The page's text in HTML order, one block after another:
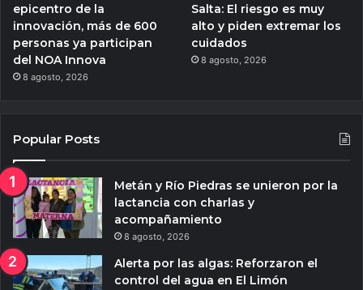
epicentro de la
innovación, más de 600
personas ya participan
del NOA Innova
8 agosto, 2026
Salta: El riesgo es muy
alto y piden extremar los
cuidados
8 agosto, 2026
Popular Posts
Metán y Río Piedras se unieron por la
lactancia con charlas y
acompañamiento
8 agosto, 2026
Alerta por las algas: Reforzaron el
control del agua en El Limón